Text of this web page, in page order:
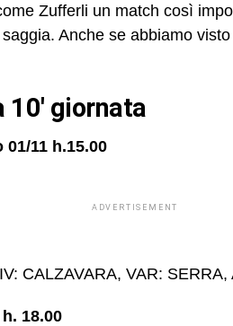
Zufferli un match così
Anche se abbiamo
giornata
01/11 h.15.00
ADVERTISEMENT
CALZAVARA, VAR: SERRA,
18.00